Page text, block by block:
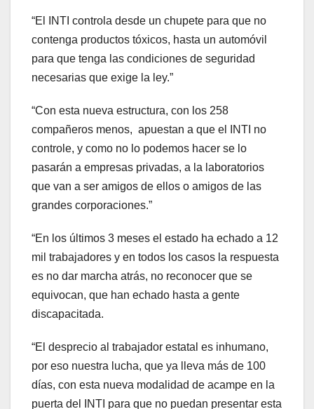
“El INTI controla desde un chupete para que no
contenga productos tóxicos, hasta un automóvil
para que tenga las condiciones de seguridad
necesarias que exige la ley.”
“Con esta nueva estructura, con los 258
compañeros menos, apuestan a que el INTI no
controle, y como no lo podemos hacer se lo
pasarán a empresas privadas, a la laboratorios
que van a ser amigos de ellos o amigos de las
grandes corporaciones.”
“En los últimos 3 meses el estado ha echado a 12
mil trabajadores y en todos los casos la respuesta
es no dar marcha atrás, no reconocer que se
equivocan, que han echado hasta a gente
discapacitada.
“El desprecio al trabajador estatal es inhumano,
por eso nuestra lucha, que ya lleva más de 100
días, con esta nueva modalidad de acampe en la
puerta del INTI para que no puedan presentar esta